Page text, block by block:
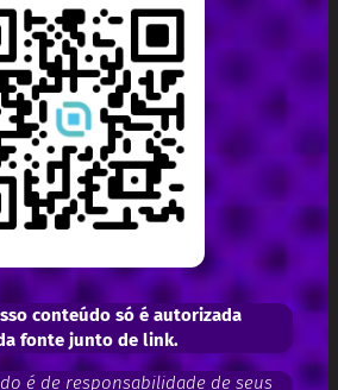
conteúdo só é autorizada
fonte junto de link.
é de responsabilidade de seus